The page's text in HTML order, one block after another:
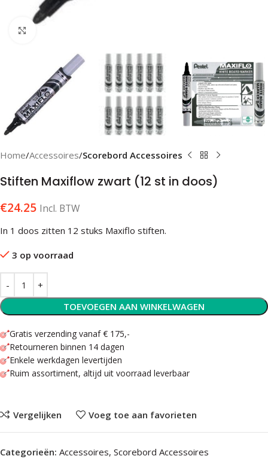
Home Accessoires Scorebord Accessoires
Stiften Maxiflow zwart (12 st in doos)
€24.25 Incl. BTW
In 1 doos zitten 12 stuks Maxiflo stiften.
3 op voorraad
TOEVOEGEN AAN WINKELWAGEN
Gratis verzending vanaf € 175,-
Retourneren binnen 14 dagen
Enkele werkdagen levertijden
Ruim assortiment, altijd uit voorraad leverbaar
Vergelijken Voeg toe aan favorieten
Categorieën: Accessoires, Scorebord Accessoires